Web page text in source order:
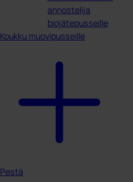
annostelija
biojätepusseille
Koukku muovipusseille
Pestä